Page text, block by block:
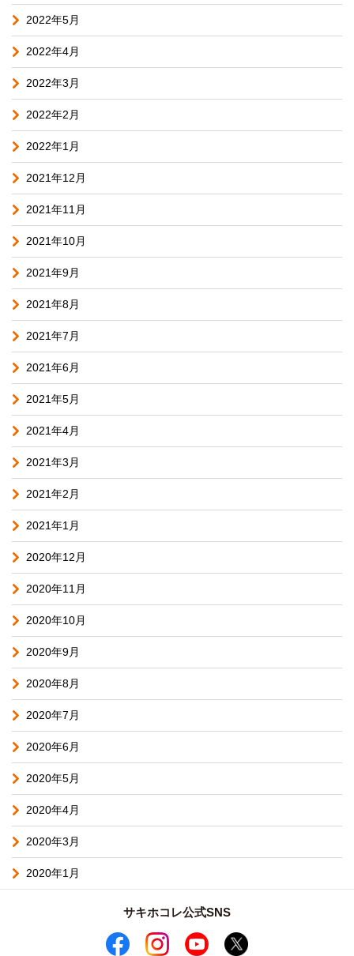
2022年5月
2022年4月
2022年3月
2022年2月
2022年1月
2021年12月
2021年11月
2021年10月
2021年9月
2021年8月
2021年7月
2021年6月
2021年5月
2021年4月
2021年3月
2021年2月
2021年1月
2020年12月
2020年11月
2020年10月
2020年9月
2020年8月
2020年7月
2020年6月
2020年5月
2020年4月
2020年3月
2020年1月
サキホコレ公式SNS